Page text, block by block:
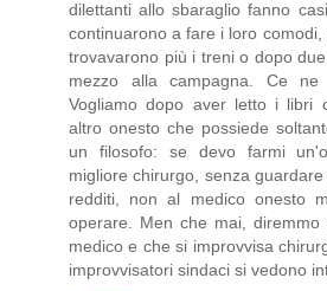
dilettanti allo sbaraglio fanno
continuarono a fare i loro
trovavarono più i treni o dopo
mezzo alla campagna. Ce ne
Vogliamo dopo aver letto i libri
altro onesto che possiede
un filosofo: se devo farmi
migliore chirurgo, senza
redditi, non al medico onesto
operare. Men che mai,
medico e che si improvvisa
improvvisatori sindaci si vedono